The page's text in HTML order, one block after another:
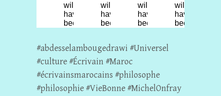
#abdesselambougedrawi #Universel
#culture #Écrivain #Maroc
#écrivainsmarocains #philosophe
#philosophie #VieBonne #MichelOnfray